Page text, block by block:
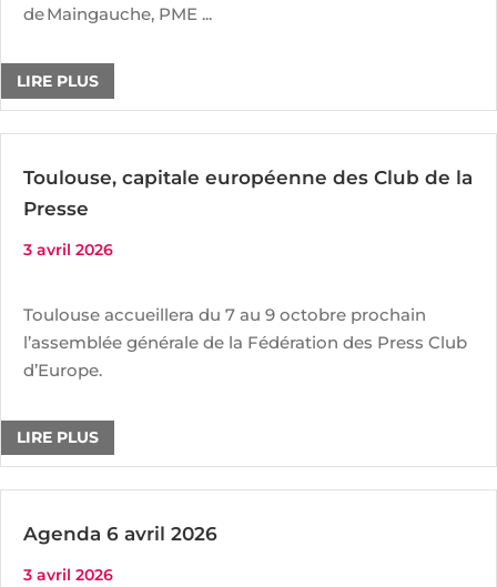
de Maingauche, PME ...
LIRE PLUS
Toulouse, capitale européenne des Club de la
Presse
3 avril 2026
Toulouse accueillera du 7 au 9 octobre prochain
l’assemblée générale de la Fédération des Press Club
d’Europe.
LIRE PLUS
Agenda 6 avril 2026
3 avril 2026